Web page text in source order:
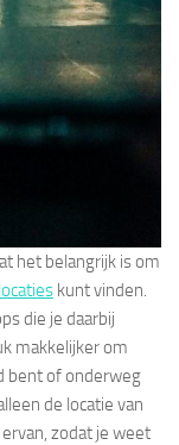
het belangrijk is om
kunt vinden.
die je daarbij
makkelijker om
bent of onderweg
de locatie van
zodat je weet